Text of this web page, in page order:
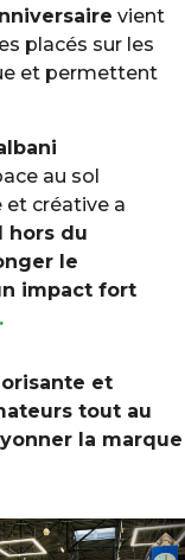
vient
placés sur les
et permettent
au sol
créative a
hors du
le
impact fort
.
et
tout au
la marque